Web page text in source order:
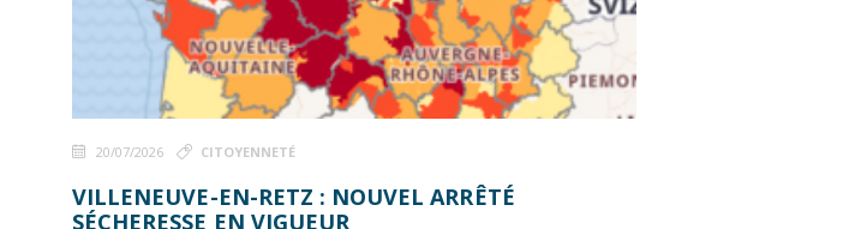
20/07/2026 CITOYENNETÉ
VILLENEUVE-EN-RETZ : NOUVEL ARRÊTÉ
SÉCHERESSE EN VIGUEUR